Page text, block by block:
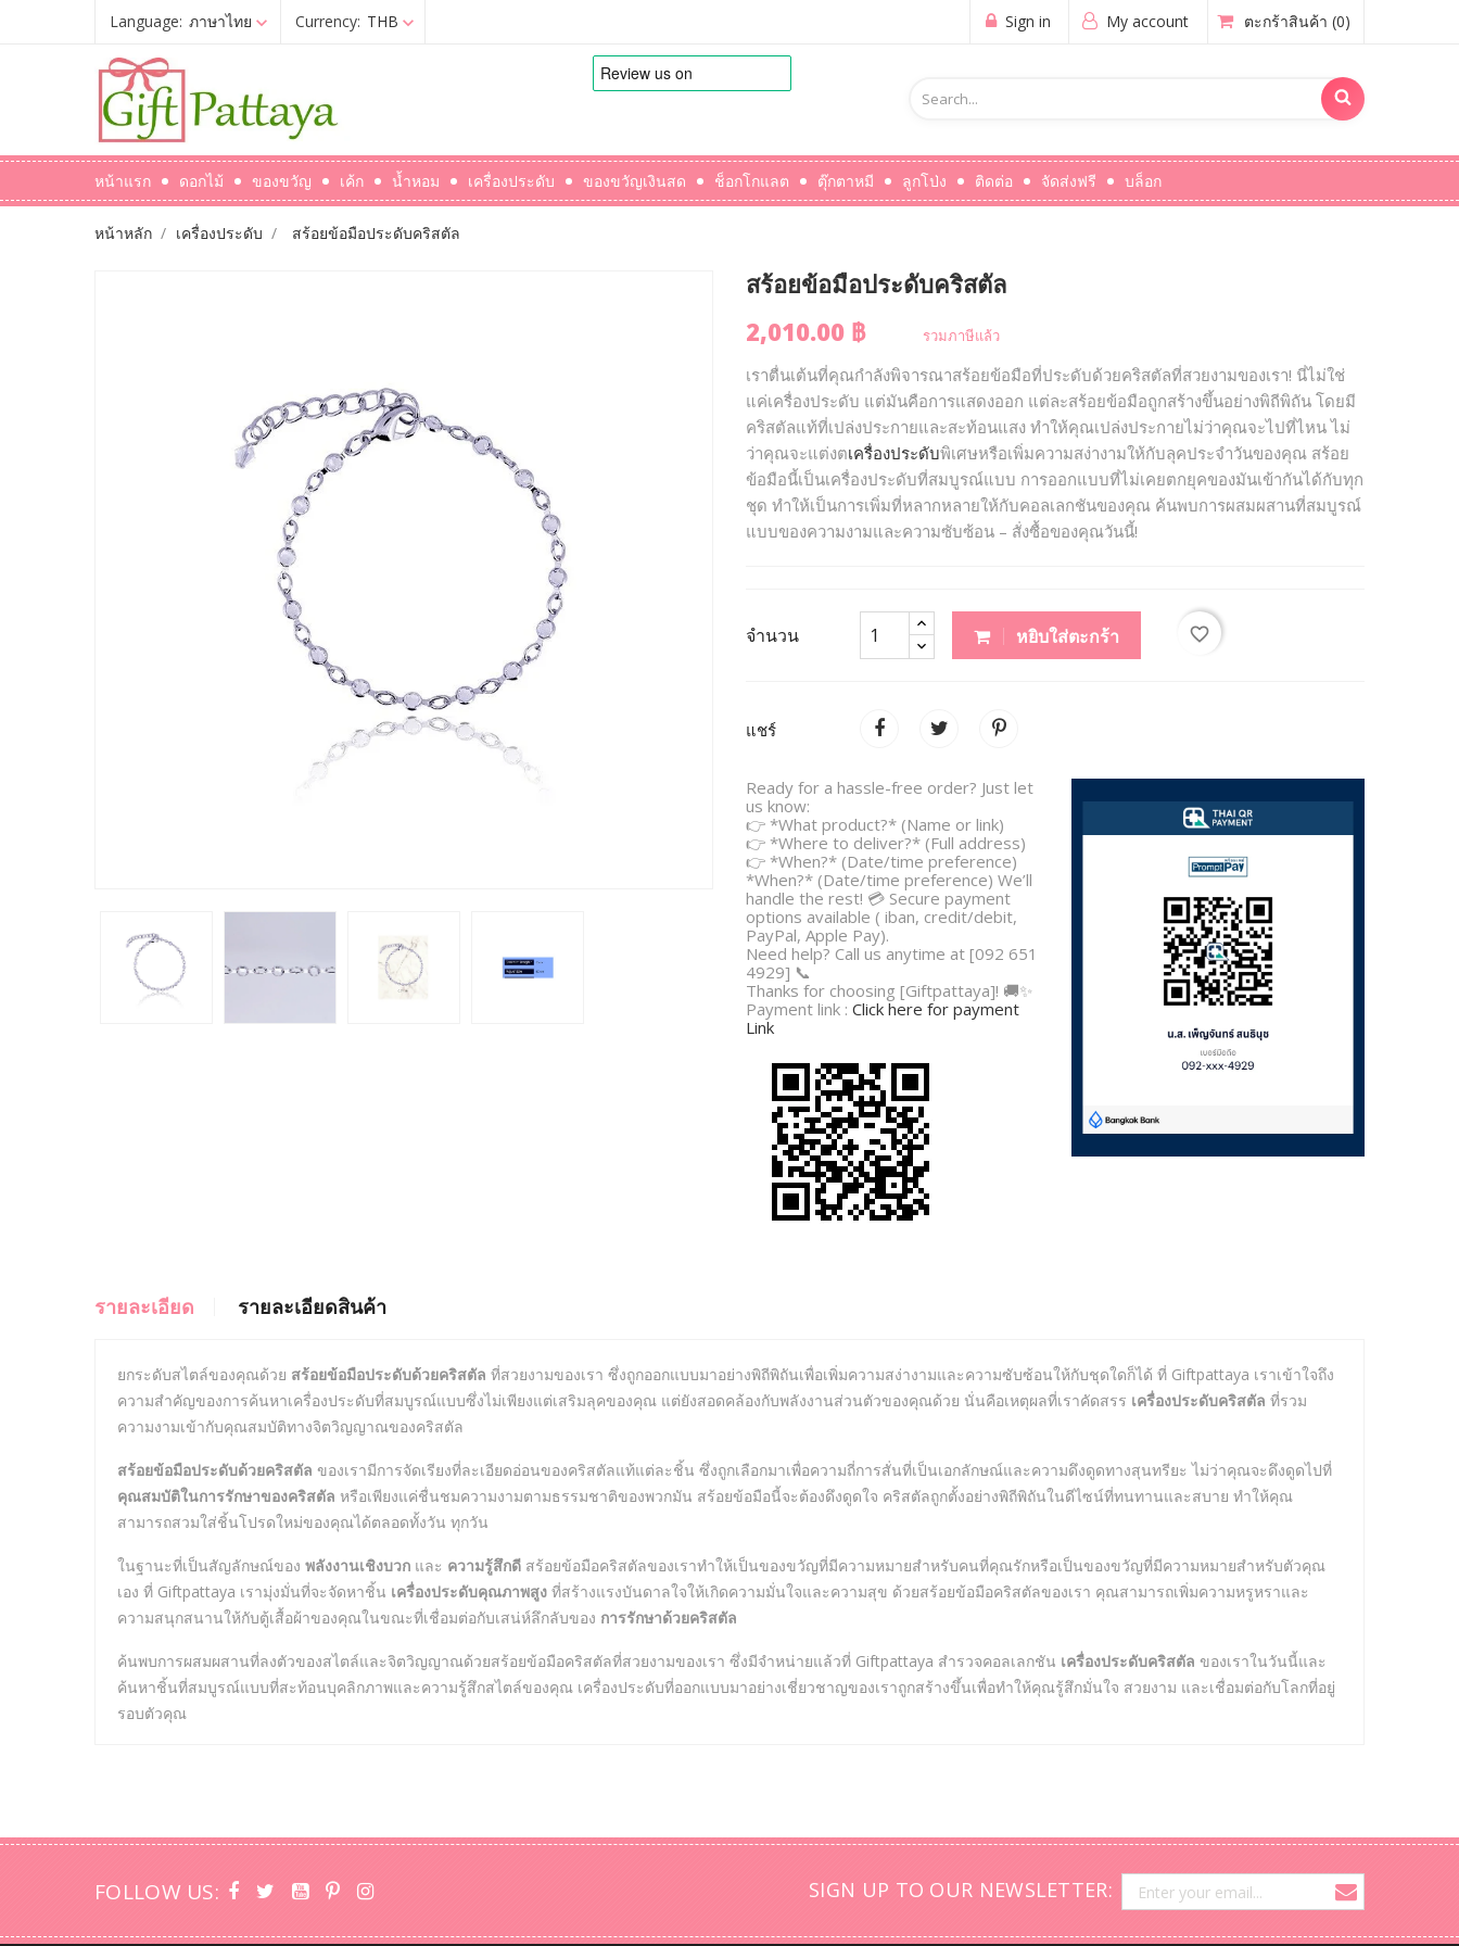
Language: ภาษาไทย Currency: THB My account
Sign in ตะกร้าสินค้า (0)
หน้าแรก ดอกไม้ ของขวัญ เค้ก น้ำหอม เครื่องประดับ ของขวัญเงินสด ช็อกโกแลต ตุ๊กตาหมี ลูกโป่ง ติดต่อ จัดส่งฟรี บล็อก
หน้าหลัก เครื่องประดับ สร้อยข้อมือประดับคริสตัล
สร้อยข้อมือประดับคริสตัล
2,010.00 ฿
รวมภาษีแล้ว
เราตื่นเต้นที่คุณกำลังพิจารณาสร้อยข้อมือที่ประดับด้วยคริสตัลที่สวยงามของเรา! นี่ไม่ใช่
แค่เครื่องประดับ แต่มันคือการแสดงออก แต่ละสร้อยข้อมือถูกสร้างขึ้นอย่างพิถีพิถัน โดยมี
คริสตัลแท้ที่เปล่งประกายและสะท้อนแสง ทำให้คุณเปล่งประกายไม่ว่าคุณจะไปที่ไหน ไม่
ว่าคุณจะแต่งตเครื่องประดับพิเศษหรือเพิ่มความสง่างามให้กับลุคประจำวันของคุณ สร้อย
ข้อมือนี้เป็นเครื่องประดับที่สมบูรณ์แบบ การออกแบบที่ไม่เคยตกยุคของมันเข้ากันได้กับทุก
ชุด ทำให้เป็นการเพิ่มที่หลากหลายให้กับคอลเลกชันของคุณ ค้นพบการผสมผสานที่สมบูรณ์
แบบของความงามและความซับซ้อน – สั่งซื้อของคุณวันนี้!
จำนวน หยิบใส่ตะกร้า favorite_border
แชร์
Ready for a hassle-free order? Just let
us know:
👉 *What product?* (Name or link)
👉 *Where to deliver?* (Full address)
👉 *When?* (Date/time preference)
*When?* (Date/time preference) We’ll
handle the rest! 💳 Secure payment
options available ( iban, credit/debit,
PayPal, Apple Pay).
Need help? Call us anytime at [092 651
4929] 📞
Thanks for choosing [Giftpattaya]! 🚚✨
Payment link : Click here for payment
Link
รายละเอียด รายละเอียดสินค้า
ยกระดับสไตล์ของคุณด้วย สร้อยข้อมือประดับด้วยคริสตัล ที่สวยงามของเรา ซึ่งถูกออกแบบมาอย่างพิถีพิถันเพื่อเพิ่มความสง่างามและความซับซ้อนให้กับชุดใดก็ได้ ที่ Giftpattaya เราเข้าใจถึง
ความสำคัญของการค้นหาเครื่องประดับที่สมบูรณ์แบบซึ่งไม่เพียงแต่เสริมลุคของคุณ แต่ยังสอดคล้องกับพลังงานส่วนตัวของคุณด้วย นั่นคือเหตุผลที่เราคัดสรร เครื่องประดับคริสตัล ที่รวม
ความงามเข้ากับคุณสมบัติทางจิตวิญญาณของคริสตัล
สร้อยข้อมือประดับด้วยคริสตัล ของเรามีการจัดเรียงที่ละเอียดอ่อนของคริสตัลแท้แต่ละชิ้น ซึ่งถูกเลือกมาเพื่อความถี่การสั่นที่เป็นเอกลักษณ์และความดึงดูดทางสุนทรียะ ไม่ว่าคุณจะดึงดูดไปที่
คุณสมบัติในการรักษาของคริสตัล หรือเพียงแค่ชื่นชมความงามตามธรรมชาติของพวกมัน สร้อยข้อมือนี้จะต้องดึงดูดใจ คริสตัลถูกตั้งอย่างพิถีพิถันในดีไซน์ที่ทนทานและสบาย ทำให้คุณ
สามารถสวมใส่ชิ้นโปรดใหม่ของคุณได้ตลอดทั้งวัน ทุกวัน
ในฐานะที่เป็นสัญลักษณ์ของ พลังงานเชิงบวก และ ความรู้สึกดี สร้อยข้อมือคริสตัลของเราทำให้เป็นของขวัญที่มีความหมายสำหรับคนที่คุณรักหรือเป็นของขวัญที่มีความหมายสำหรับตัวคุณ
เอง ที่ Giftpattaya เรามุ่งมั่นที่จะจัดหาชิ้น เครื่องประดับคุณภาพสูง ที่สร้างแรงบันดาลใจให้เกิดความมั่นใจและความสุข ด้วยสร้อยข้อมือคริสตัลของเรา คุณสามารถเพิ่มความหรูหราและ
ความสนุกสนานให้กับตู้เสื้อผ้าของคุณในขณะที่เชื่อมต่อกับเสน่ห์ลึกลับของ การรักษาด้วยคริสตัล
ค้นพบการผสมผสานที่ลงตัวของสไตล์และจิตวิญญาณด้วยสร้อยข้อมือคริสตัลที่สวยงามของเรา ซึ่งมีจำหน่ายแล้วที่ Giftpattaya สำรวจคอลเลกชัน เครื่องประดับคริสตัล ของเราในวันนี้และ
ค้นหาชิ้นที่สมบูรณ์แบบที่สะท้อนบุคลิกภาพและความรู้สึกสไตล์ของคุณ เครื่องประดับที่ออกแบบมาอย่างเชี่ยวชาญของเราถูกสร้างขึ้นเพื่อทำให้คุณรู้สึกมั่นใจ สวยงาม และเชื่อมต่อกับโลกที่อยู่
รอบตัวคุณ
SIGN UP TO OUR NEWSLETTER:
FOLLOW US: